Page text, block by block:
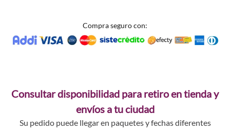
Compra seguro con:
Consultar disponibilidad para retiro en tienda y
envíos a tu ciudad
Su pedido puede llegar en paquetes y fechas diferentes